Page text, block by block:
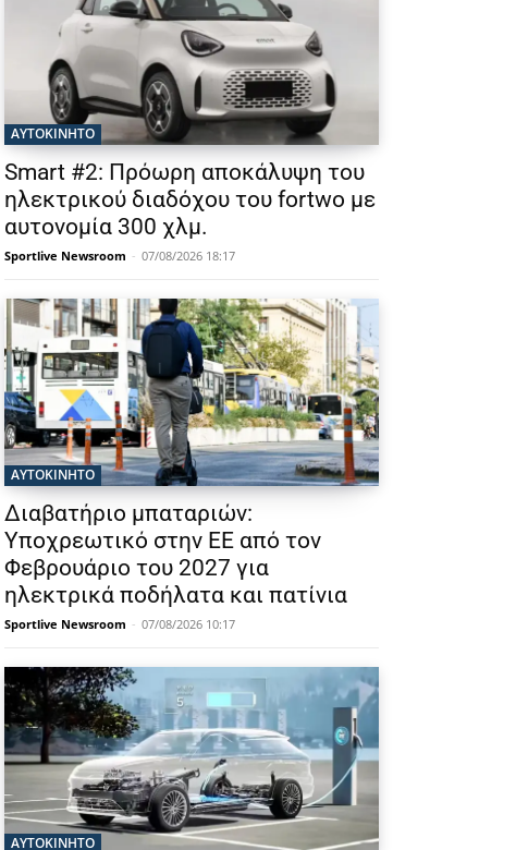
ΑΥΤΟΚΙΝΗΤΟ
Smart #2: Πρόωρη αποκάλυψη του
ηλεκτρικού διαδόχου του fortwo με
αυτονομία 300 χλμ.
Sportlive Newsroom - 07/08/2026 18:17
ΑΥΤΟΚΙΝΗΤΟ
Διαβατήριο μπαταριών:
Υποχρεωτικό στην ΕΕ από τον
Φεβρουάριο του 2027 για
ηλεκτρικά ποδήλατα και πατίνια
Sportlive Newsroom - 07/08/2026 10:17
ΑΥΤΟΚΙΝΗΤΟ